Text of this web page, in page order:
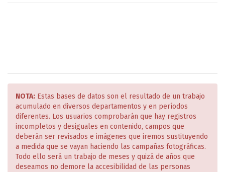
NOTA: Estas bases de datos son el resultado de un trabajo
acumulado en diversos departamentos y en períodos
diferentes. Los usuarios comprobarán que hay registros
incompletos y desiguales en contenido, campos que
deberán ser revisados e imágenes que iremos sustituyendo
a medida que se vayan haciendo las campañas fotográficas.
Todo ello será un trabajo de meses y quizá de años que
deseamos no demore la accesibilidad de las personas